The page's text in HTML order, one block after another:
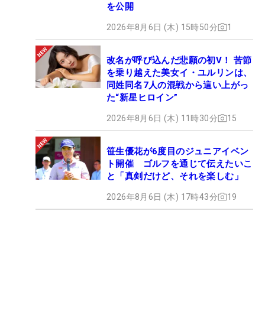
を公開
2026年8月6日 (木) 15時50分 1
改名が呼び込んだ悲願の初V！ 苦節
を乗り越えた美女イ・ユルリンは、
同姓同名7人の混戦から這い上がっ
た“新星ヒロイン”
2026年8月6日 (木) 11時30分 15
笹生優花が6度目のジュニアイベン
ト開催 ゴルフを通じて伝えたいこ
と「真剣だけど、それを楽しむ」
2026年8月6日 (木) 17時43分 19